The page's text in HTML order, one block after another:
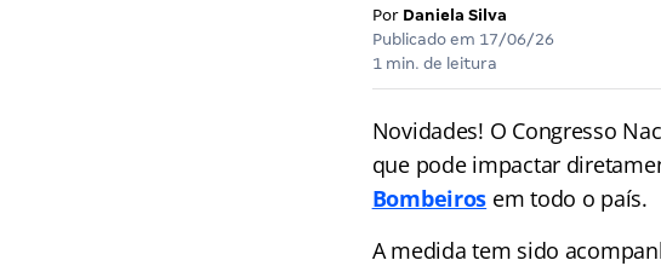
Por Daniela Silva
Publicado em 17/06/26
1 min. de leitura
Novidades! O Congresso
que pode impactar
Bombeiros em todo o país.
A medida tem sido